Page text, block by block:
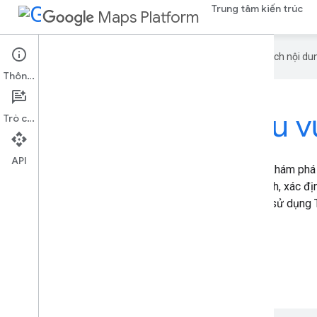
Maps Platform Trung tâm kiến trúc
Google sử dụng công nghệ AI để dịch nội
Trình khám phá khu
Giải pháp Trình khám phá khu vực 3D cho phép bạn khám
mạng ở chế độ 3D với mức độ chi tiết cao về hình ảnh, xác
trải nghiệm sống động, có tính tương tác bằng cách sử
Thông tin
Trò chuyện
API